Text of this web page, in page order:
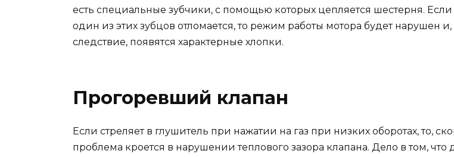
есть специальные зубчики, с помощью которых цепляется шестерня. Если
один из этих зубцов отломается, то режим работы мотора будет нарушен и,
следствие, появятся характерные хлопки.
Прогоревший клапан
Если стреляет в глушитель при нажатии на газ при низких оборотах, то,
проблема кроется в нарушении теплового зазора клапана. Дело в том, что